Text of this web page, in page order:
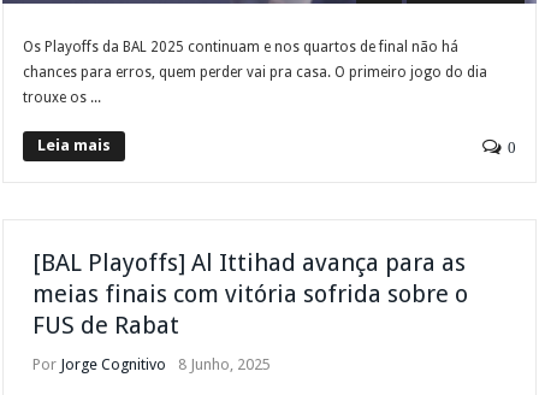
Os Playoffs da BAL 2025 continuam e nos quartos de final não há
chances para erros, quem perder vai pra casa. O primeiro jogo do dia
trouxe os ...
Leia mais 0
[BAL Playoffs] Al Ittihad avança para as
meias finais com vitória sofrida sobre o
FUS de Rabat
Por Jorge Cognitivo 8 Junho, 2025